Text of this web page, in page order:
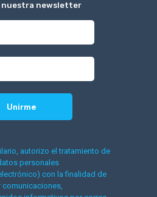
nuestra newsletter
autorizo el tratamiento de
personales
con la finalidad de
comunicaciones,